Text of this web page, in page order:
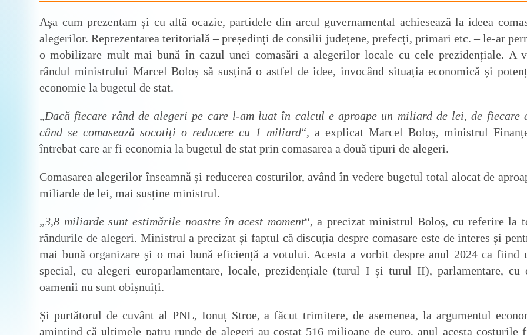
Așa cum prezentam și cu altă ocazie, partidele din arcul guvernamental achiesează la ideea
alegerilor. Reprezentarea teritorială – președinți de consilii județene, prefecți, primari etc. – le-ar
o mobilizare mult mai bună în cazul unei comasări a alegerilor locale cu cele prezidențiale. A
rândul ministrului Marcel Boloș să susțină o astfel de idee, invocând situația economică și
economie la bugetul de stat.
„Dacă fiecare rând de alegeri pe care l-am luat în calcul e aproape un miliard de lei, de fiecare
când se comasează socotiți o reducere cu 1 miliard“, a explicat Marcel Boloș, ministrul
întrebat care ar fi economia la bugetul de stat prin comasarea a două tipuri de alegeri.
Comasarea alegerilor înseamnă și reducerea costurilor, având în vedere bugetul total alocat de
miliarde de lei, mai susține ministrul.
„3,8 miliarde sunt estimările noastre în acest moment“, a precizat ministrul Boloș, cu referire la
rândurile de alegeri. Ministrul a precizat și faptul că discuția despre comasare este de interes și
mai bună organizare şi o mai bună eficiență a votului. Acesta a vorbit despre anul 2024 ca fiind
special, cu alegeri europarlamentare, locale, prezidențiale (turul I și turul II), parlamentare, cu
oamenii nu sunt obișnuiți.
Și purtătorul de cuvânt al PNL, Ionuț Stroe, a făcut trimitere, de asemenea, la argumentul
amintind că ultimele patru runde de alegeri au costat 516 milioane de euro, anul acesta costurile